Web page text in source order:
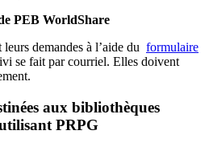
PEB WorldShare
demandes à l’aide du formulaire
se fait par courriel. Elles doivent
aux bibliothèques
PRPG